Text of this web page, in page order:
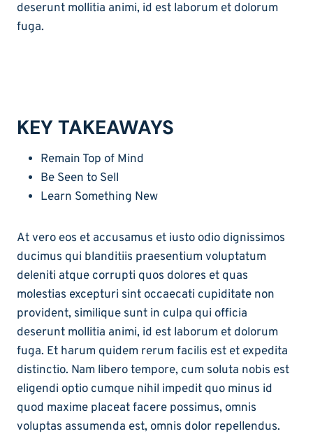
deserunt mollitia animi, id est laborum et dolorum
fuga.
KEY TAKEAWAYS
Remain Top of Mind
Be Seen to Sell
Learn Something New
At vero eos et accusamus et iusto odio dignissimos
ducimus qui blanditiis praesentium voluptatum
deleniti atque corrupti quos dolores et quas
molestias excepturi sint occaecati cupiditate non
provident, similique sunt in culpa qui officia
deserunt mollitia animi, id est laborum et dolorum
fuga. Et harum quidem rerum facilis est et expedita
distinctio. Nam libero tempore, cum soluta nobis est
eligendi optio cumque nihil impedit quo minus id
quod maxime placeat facere possimus, omnis
voluptas assumenda est, omnis dolor repellendus.